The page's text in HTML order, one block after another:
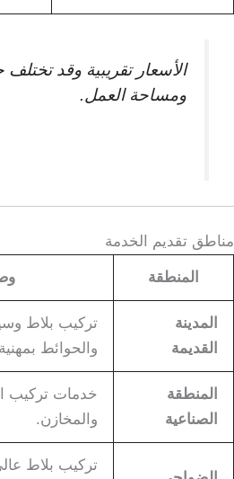
الأسعار تقريبية وقد
ومساحة العمل.
مناطق تقديم الخدمة
المنطقة
المدينة
القديمة
تركيب بلاط
والحوائط
المنطقة
الصناعية
خدمات تركيب
والمخازن.
تركيب بلاط